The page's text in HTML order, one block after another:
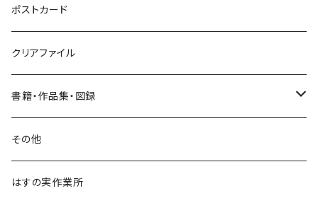
ポストカード
クリアファイル
書籍・作品集・図録
書籍
作品集
その他
はすの実作業所